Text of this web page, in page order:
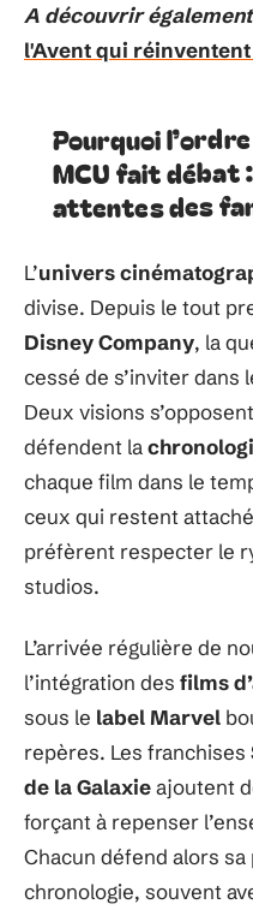
A découvrir
l'Avent qui
Pourquoi
MCU fait
attentes des
L’univers
divise. Depuis le tout
Disney Company, la
cessé de s’inviter dans
Deux visions
défendent la
chaque film dans le
ceux qui restent
préfèrent respecter le
studios.
L’arrivée régulière de
l’intégration des films
sous le label Marvel
repères. Les franchises
de la Galaxieajoutent
forçant à repenser
Chacun défend alors
chronologie, souvent